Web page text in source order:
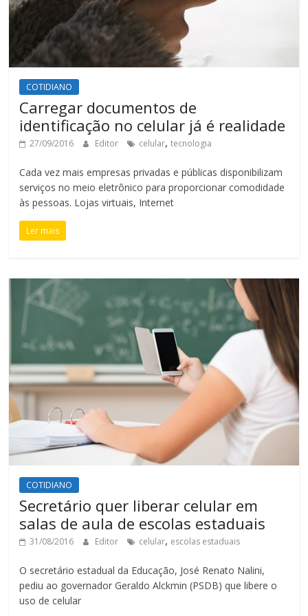
COTIDIANO
Carregar documentos de
identificação no celular já é realidade
27/09/2016 Editor celular,tecnologia
Cada vez mais empresas privadas e públicas disponibilizam
serviços no meio eletrônico para proporcionar comodidade
às pessoas. Lojas virtuais, Internet
Ler mais
COTIDIANO
Secretário quer liberar celular em
salas de aula de escolas estaduais
31/08/2016 Editor celular, escolas estaduais
O secretário estadual da Educação, José Renato Nalini,
pediu ao governador Geraldo Alckmin (PSDB) que libere o
uso de celular